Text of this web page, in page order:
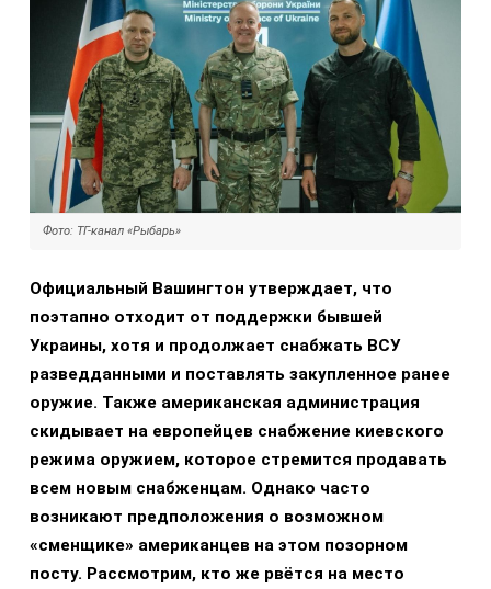
Фото: ТГ-канал «Рыбарь»
Официальный Вашингтон утверждает, что
поэтапно отходит от поддержки бывшей
Украины, хотя и продолжает снабжать ВСУ
разведданными и поставлять закупленное ранее
оружие. Также американская администрация
скидывает на европейцев снабжение киевского
режима оружием, которое стремится продавать
всем новым снабженцам. Однако часто
возникают предположения о возможном
«сменщике» американцев на этом позорном
посту. Рассмотрим, кто же рвётся на место